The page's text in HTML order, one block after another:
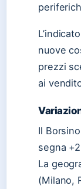
nuove
prezzi
ai
Il
segna
La
(Milano,